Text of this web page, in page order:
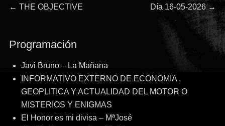
Navegación
entradas
← Entrada
THE OBJECTIVE
Entrada
siguiente:
Día 16-05-2026 →
Programación
Javi Bruno – La Mañana
INFORMATIVO EXTERNO DE ECONOMIA ,
GEOPLITICA Y ACTUALIDAD DEL MOTOR O
MISTERIOS Y ENIGMAS
El Honor es mi divisa – MªJosé